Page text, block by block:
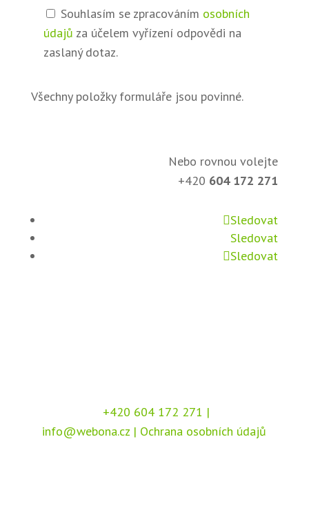
Souhlasím se zpracováním osobních
údajů za účelem vyřízení odpovědi na
zaslaný dotaz.
Všechny položky formuláře jsou povinné.
Nebo rovnou volejte
+420 604 172 271
Sledovat
Sledovat
Sledovat
+420 604 172 271 |
info@webona.cz | Ochrana osobních údajů